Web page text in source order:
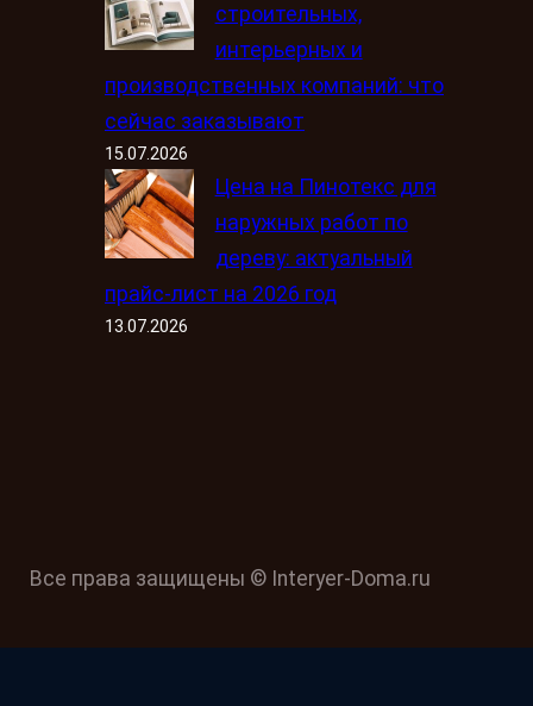
строительных,
интерьерных и
производственных компаний: что
сейчас заказывают
15.07.2026
Цена на Пинотекс для
наружных работ по
дереву: актуальный
прайс-лист на 2026 год
13.07.2026
Все права защищены © Interyer-Doma.ru